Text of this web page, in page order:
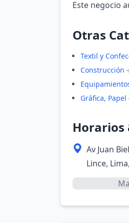
Este negocio
Otras
Textil y
Construcción
Gráfica, Papel
Horarios
Av Juan
Lince,